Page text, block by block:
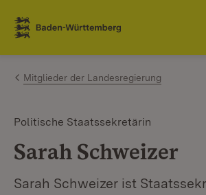
Zum Inhalt springen
Link zur Startseite
Mitglieder der Landesregierung
Politische Staatssekretärin
Sarah Schweizer
Sarah Schweizer ist